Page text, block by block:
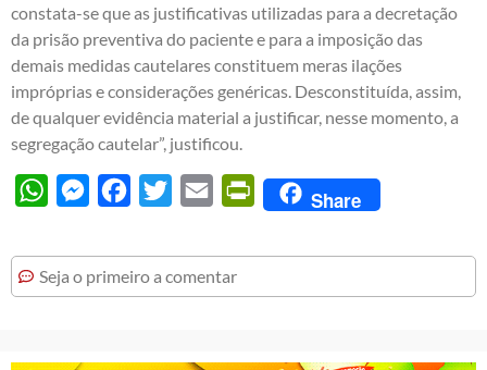
constata-se que as justificativas utilizadas para a decretação
da prisão preventiva do paciente e para a imposição das
demais medidas cautelares constituem meras ilações
impróprias e considerações genéricas. Desconstituída, assim,
de qualquer evidência material a justificar, nesse momento, a
segregação cautelar”, justificou.
WhatsAppMessengerFacebook
Twitter Email PrintFriendly
Share
Seja o primeiro a comentar